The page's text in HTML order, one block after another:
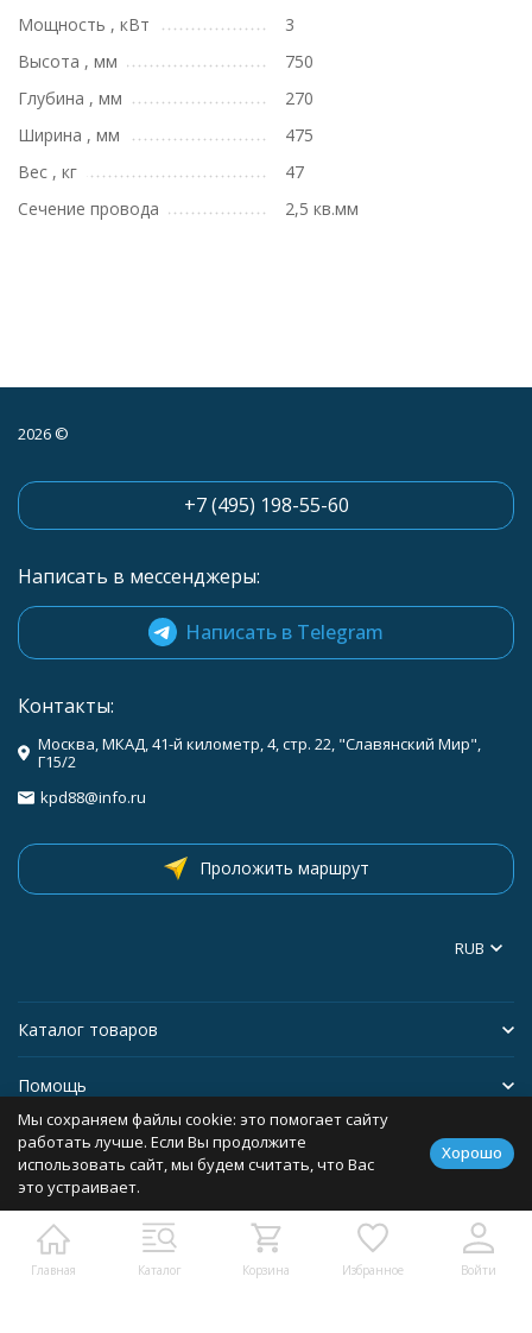
Мощность , кВт
3
Высота , мм
750
Глубина , мм
270
Ширина , мм
475
Вес , кг
47
Сечение провода
2,5 кв.мм
Главная Каталог Корзина Избранное Войти
2026 ©
+7 (495) 198-55-60
Написать в мессенджеры:
Написать в Telegram
Контакты:
Москва, МКАД, 41-й километр, 4, стр. 22, "Славянский Мир",
Г15/2
kpd88@info.ru
Проложить маршрут
RUB
Каталог товаров
Помощь
Информация
Политика персональных данных
Мы сохраняем файлы cookie: это помогает сайту
работать лучше. Если Вы продолжите
использовать сайт, мы будем считать, что Вас
это устраивает.
Хорошо